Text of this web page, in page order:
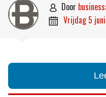
 door
 vrijdag 5